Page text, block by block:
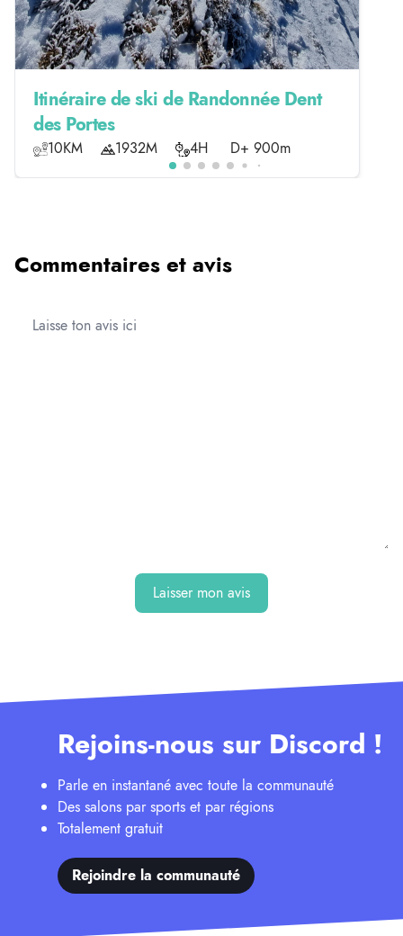
Itinéraire de ski de Randonnée Dent
des Portes
10KM 1932M 4H D+ 900m
Commentaires et avis
Laisser mon avis
Rejoins-nous sur Discord !
Parle en instantané avec toute la communauté
Des salons par sports et par régions
Totalement gratuit
Rejoindre la communauté